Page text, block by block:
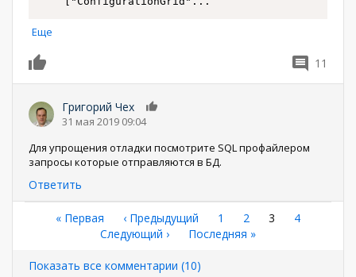
Еще
11
Григорий Чех
31 мая 2019 09:04
Для упрощения отладки посмотрите SQL профайлером
запросы которые отправляются в БД.
Ответить
Нумерация
страниц
Первая
страница
« Первая ←
‹ Предыдущий Страница
1 Страница
2
Текущая
3 Страница
4
Следующая
Следующий ›
Последняя
Последняя »
Показать все комментарии (10)